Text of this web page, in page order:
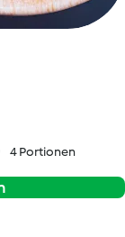
4 Portionen